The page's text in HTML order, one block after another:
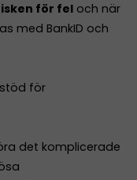
för fel och när
med BankID och
för
det komplicerade